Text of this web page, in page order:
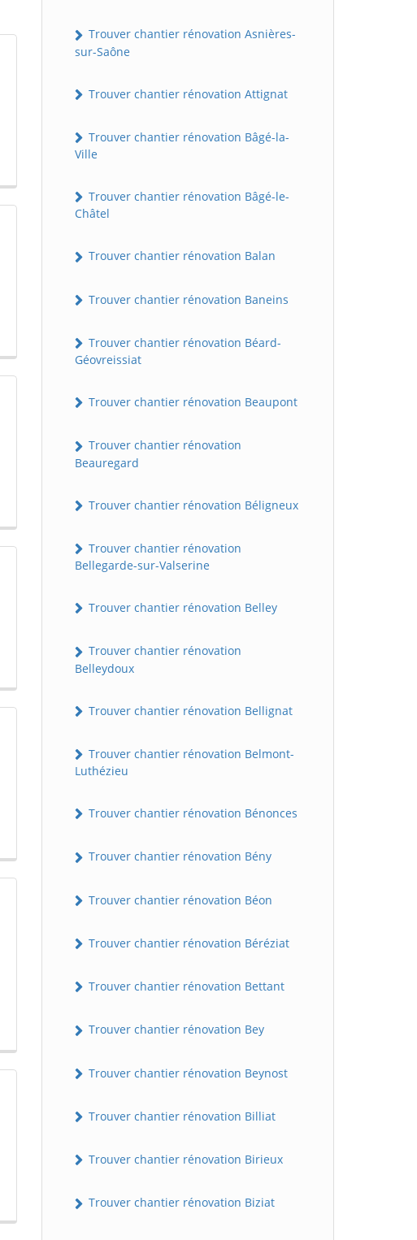
Trouver chantier rénovation Asnières-
sur-Saône
Trouver chantier rénovation Attignat
Trouver chantier rénovation Bâgé-la-
Ville
Trouver chantier rénovation Bâgé-le-
Châtel
Trouver chantier rénovation Balan
Trouver chantier rénovation Baneins
Trouver chantier rénovation Béard-
Géovreissiat
Trouver chantier rénovation Beaupont
Trouver chantier rénovation
Beauregard
Trouver chantier rénovation Béligneux
Trouver chantier rénovation
Bellegarde-sur-Valserine
Trouver chantier rénovation Belley
Trouver chantier rénovation
Belleydoux
Trouver chantier rénovation Bellignat
Trouver chantier rénovation Belmont-
Luthézieu
Trouver chantier rénovation Bénonces
Trouver chantier rénovation Bény
Trouver chantier rénovation Béon
Trouver chantier rénovation Béréziat
Trouver chantier rénovation Bettant
Trouver chantier rénovation Bey
Trouver chantier rénovation Beynost
Trouver chantier rénovation Billiat
Trouver chantier rénovation Birieux
Trouver chantier rénovation Biziat